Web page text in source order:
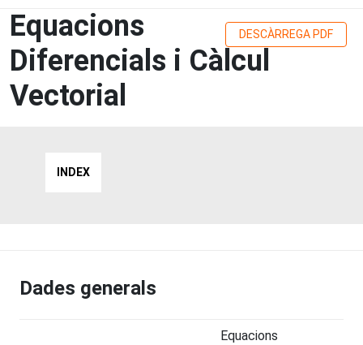
Equacions
Diferencials i Càlcul
Vectorial
DESCÀRREGA PDF
INDEX
Dades generals
Equacions